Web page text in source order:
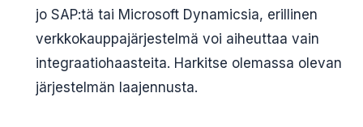
jo SAP:tä tai Microsoft Dynamicsia, erillinen
verkkokauppajärjestelmä voi aiheuttaa vain
integraatiohaasteita. Harkitse olemassa olevan
järjestelmän laajennusta.